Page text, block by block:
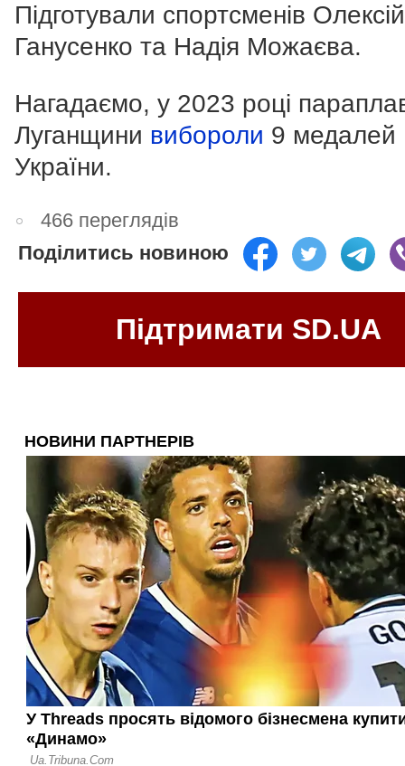
Підготували спортсменів Олексій
Ганусенко та Надія Можаєва.
Нагадаємо, у 2023 році
Луганщини вибороли 9 медалей
України.
466 переглядів
Поділитись новиною
Підтримати SD.UA